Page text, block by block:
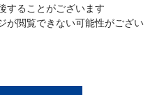
することがございます
が閲覧できない可能性がござい